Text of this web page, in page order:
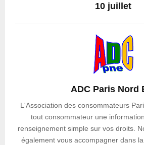
10 juillet
ADC Paris Nord
L'Association des consommateurs
tout consommateur une
renseignement simple sur vos droits.
également vous accompagner dans